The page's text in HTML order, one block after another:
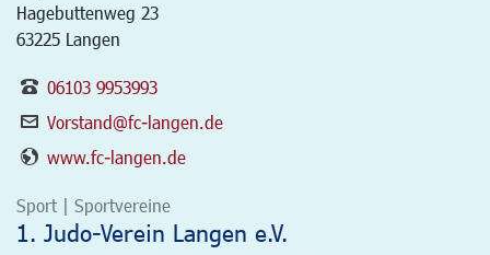
Hagebuttenweg 23
63225 Langen
06103 9953993
Vorstand@fc-langen.de
www.fc-langen.de
Sport | Sportvereine
1. Judo-Verein Langen e.V.